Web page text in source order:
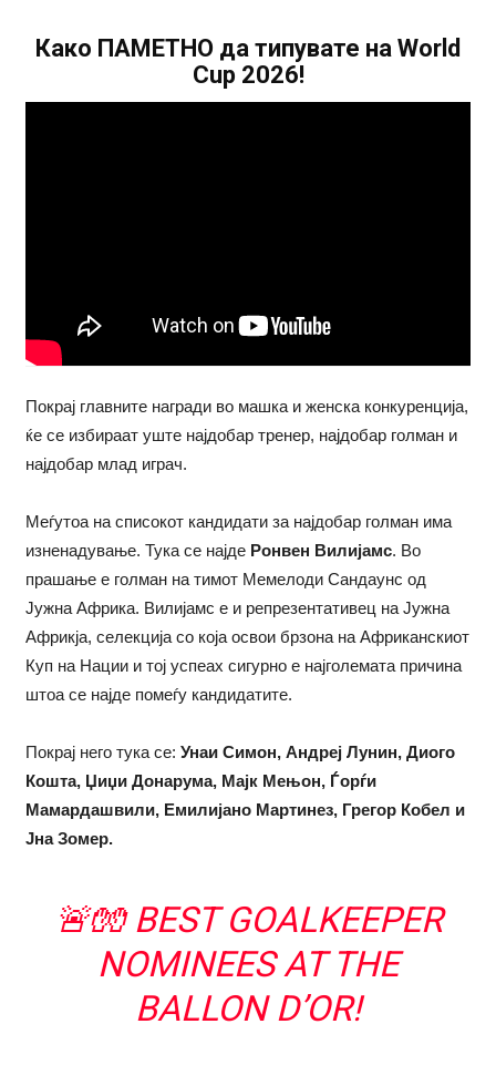
Како ПАМЕТНО да типувате на World
Cup 2026!
Покрај главните награди во машка и женска конкуренција,
ќе се избираат уште најдобар тренер, најдобар голман и
најдобар млад играч.
Меѓутоа на списокот кандидати за најдобар голман има
изненадување. Тука се најдеРонвен Вилијамс. Во
прашање е голман на тимот Мемелоди Сандаунс од
Јужна Африка. Вилијамс е и репрезентативец на Јужна
Африкја, селекција со која освои брзона на Африканскиот
Куп на Нации и тој успеах сигурно е најголемата причина
штоа се најде помеѓу кандидатите.
Покрај него тука се: Унаи Симон, Андреј Лунин, Диого
Кошта, Џиџи Донарума, Мајк Мењон, Ѓорѓи
Мамардашвили, Емилијано Мартинез, Грегор Кобел и
Јна Зомер.
🚨🧤 BEST GOALKEEPER
NOMINEES AT THE
BALLON D’OR!